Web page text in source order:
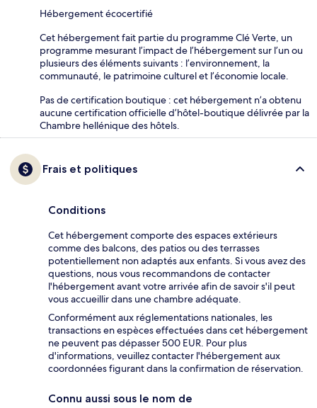
Hébergement écocertifié
Cet hébergement fait partie du programme Clé Verte, un
programme mesurant l’impact de l’hébergement sur l’un ou
plusieurs des éléments suivants : l’environnement, la
communauté, le patrimoine culturel et l’économie locale.
Pas de certification boutique : cet hébergement n’a obtenu
aucune certification officielle d’hôtel-boutique délivrée par la
Chambre hellénique des hôtels.
Frais et politiques
Conditions
Cet hébergement comporte des espaces extérieurs
comme des balcons, des patios ou des terrasses
potentiellement non adaptés aux enfants. Si vous avez des
questions, nous vous recommandons de contacter
l'hébergement avant votre arrivée afin de savoir s'il peut
vous accueillir dans une chambre adéquate.
Conformément aux réglementations nationales, les
transactions en espèces effectuées dans cet hébergement
ne peuvent pas dépasser 500 EUR. Pour plus
d'informations, veuillez contacter l'hébergement aux
coordonnées figurant dans la confirmation de réservation.
Connu aussi sous le nom de